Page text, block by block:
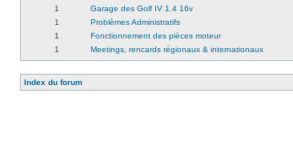
1
Garage des Golf IV 1.4 16v
1
Problèmes Administratifs
1
Fonctionnement des pièces moteur
1
Meetings, rencards régionaux & internationaux
Index du forum